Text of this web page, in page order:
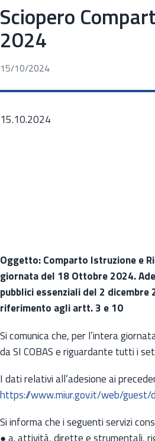
Sciopero
2024
15/10/2024
15.10.2024
Oggetto: Comparto Istruzione e
giornata del 18 Ottobre 2024.
pubblici essenziali del 2
riferimento agli artt. 3 e 10
Si comunica che, per l’intera
da SI COBAS e riguardante tutti i
I dati relativi all’adesione ai
https://www.miur.gov.it/web/
Si informa che i seguenti servizi
● a. attività, dirette e strumentali,